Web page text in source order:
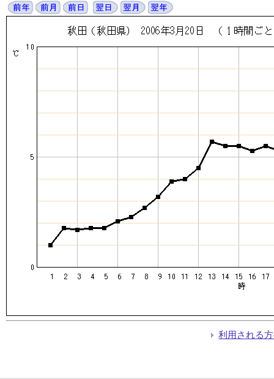
利用される